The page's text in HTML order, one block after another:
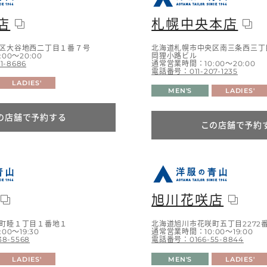
大谷地西二丁目１番７号
～20:00
8686
LADIES'
店舗で予約する
札幌中央本店
北海道札幌市中央区南三条西三
岡狸小路ビル
通常営業時間：10:00～20:00
電話番号：011-207-1235
MEN'S LADIES'
この店舗で予約
睦１丁目１番地１
～19:30
5568
LADIES'
旭川花咲店
北海道旭川市花咲町五丁目2272
通常営業時間：10:00～19:00
電話番号：0166-55-8844
MEN'S LADIES'